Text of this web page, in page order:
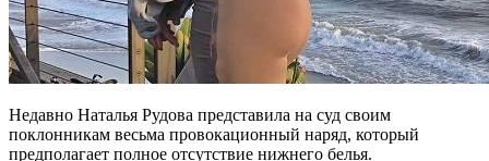
Недавно Наталья Рудова представила на суд своим
поклонникам весьма провокационный наряд, который
предполагает полное отсутствие нижнего белья.